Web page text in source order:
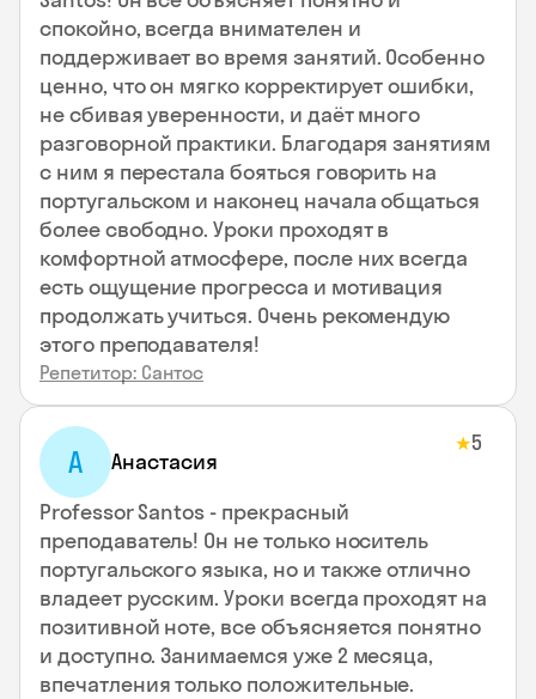
спокойно, всегда внимателен и
поддерживает во время занятий. Особенно
ценно, что он мягко корректирует ошибки,
не сбивая уверенности, и даёт много
разговорной практики. Благодаря занятиям
с ним я перестала бояться говорить на
португальском и наконец начала общаться
более свободно. Уроки проходят в
комфортной атмосфере, после них всегда
есть ощущение прогресса и мотивация
продолжать учиться. Очень рекомендую
этого преподавателя!
Репетитор: Сантос
А Анастасия
★5
Professor Santos - прекрасный
преподаватель! Он не только носитель
португальского языка, но и также отлично
владеет русским. Уроки всегда проходят на
позитивной ноте, все объясняется понятно
и доступно. Занимаемся уже 2 месяца,
впечатления только положительные.